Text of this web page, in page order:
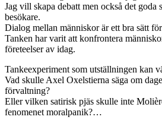
Jag vill skapa debatt men också det goda
besökare.
Dialog mellan människor är ett bra sätt
Tanken har varit att konfrontera
företeelser av idag.
Tankeexperiment som utställningen kan
Vad skulle Axel Oxelstierna säga om
förvaltning?
Eller vilken satirisk pjäs skulle inte
fenomenet moralpanik?…